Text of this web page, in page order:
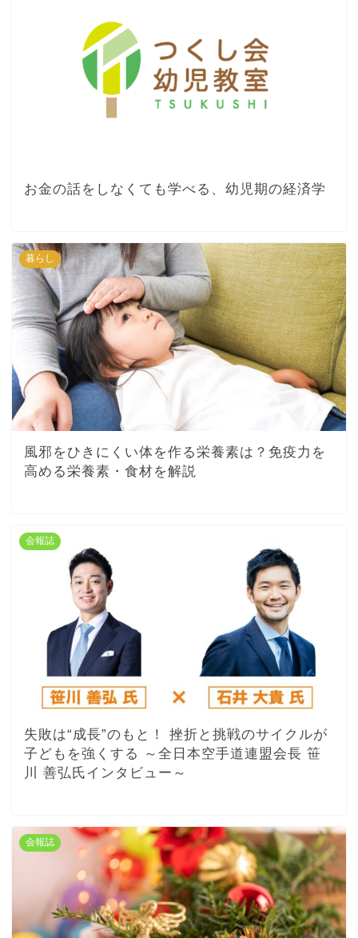
お金の話をしなくても学べる、幼児期の経済学
暮らし
風邪をひきにくい体を作る栄養素は？免疫力を
高める栄養素・食材を解説
会報誌
失敗は“成長”のもと！ 挫折と挑戦のサイクルが
子どもを強くする ～全日本空手道連盟会長 笹
川 善弘氏インタビュー～
会報誌